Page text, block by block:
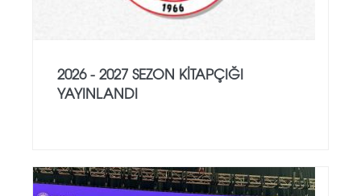
2026 - 2027 SEZON KITAPÇIĞI
YAYINLANDI